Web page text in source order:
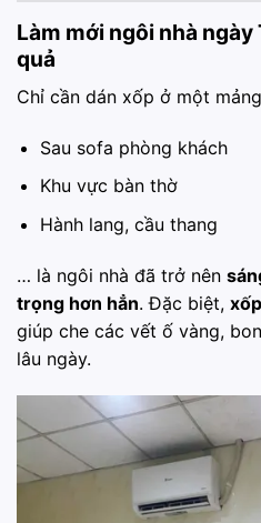
Làm mới ngôi nhà ngày
quả
Chỉ cần dán xốp ở một
Sau sofa phòng khách
Khu vực bàn thờ
Hành lang, cầu thang
… là ngôi nhà đã trở nên
trọng hơn hẳn. Đặc biệt,
giúp che các vết ố vàng,
lâu ngày.